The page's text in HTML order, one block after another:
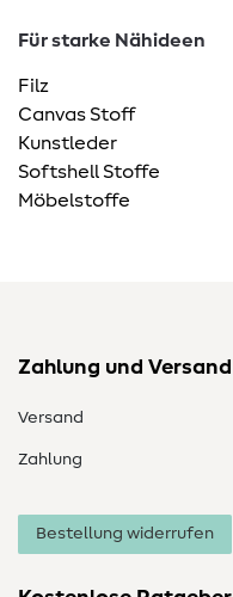
Für starke Nähideen
Filz
Canvas Stoff
Kunstleder
Softshell Stoffe
Möbelstoffe
Zahlung und Versand
Versand
Zahlung
Bestellung widerrufen